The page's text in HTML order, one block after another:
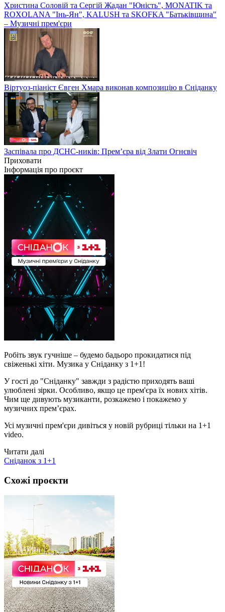
Христина Соловій та Сергій Жадан "Юність", MONATIK та
ROXOLANA "Інь-Ян", KALUSH та SKOFKA "Батьківщина"
– Музичні прем'єри
Віртуоз-піаніст Євген Хмара виконав композицію в Сніданку
Заспівала про ДСНС-ників: Прем’єра від Злати Огнєвіч
Приховати
Інформація про проєкт
Робіть звук гучніше – будемо бадьоро прокидатися під
свіженькі хіти. Музика у Сніданку з 1+1!
У гості до "Сніданку" завжди з радістю приходять ваші
улюблені зірки. Особливо, якщо це прем'єра їх нових хітів.
Чим ще дивують музиканти, розкажемо і покажемо у
музичних прем’єрах.
Усі музичні прем'єри дивіться у новій рубриці тільки на 1+1
video.
Читати далі
Сніданок з 1+1
Схожі проєкти